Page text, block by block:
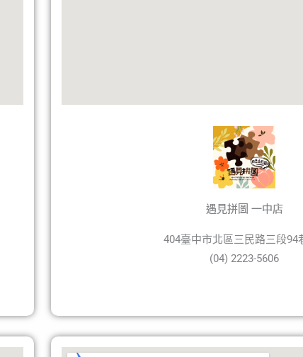
遇見拼圖 一中店
404臺中市北區三民路三段94
(04) 2223-5606